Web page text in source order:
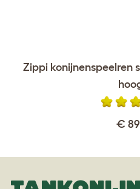
Zippi konijnenspeelren
€